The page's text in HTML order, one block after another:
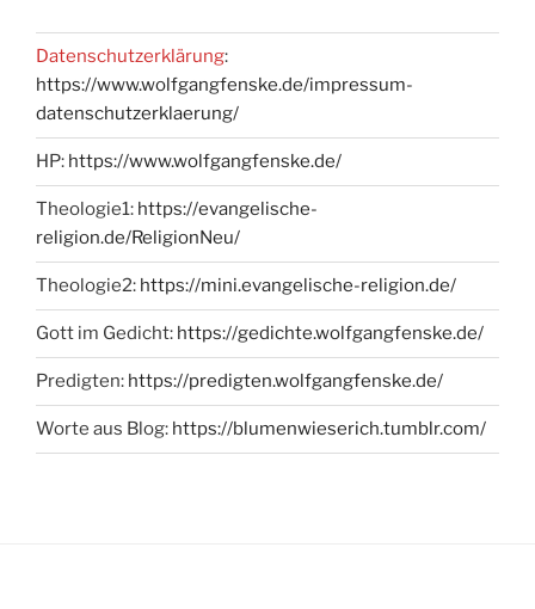
Datenschutzerklärung:
https://www.wolfgangfenske.de/impressum-
datenschutzerklaerung/
HP: https://www.wolfgangfenske.de/
Theologie1: https://evangelische-
religion.de/ReligionNeu/
Theologie2: https://mini.evangelische-religion.de/
Gott im Gedicht: https://gedichte.wolfgangfenske.de/
Predigten: https://predigten.wolfgangfenske.de/
Worte aus Blog: https://blumenwieserich.tumblr.com/